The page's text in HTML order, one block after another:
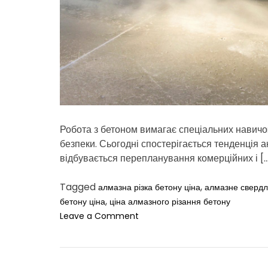
Робота з бетоном вимагає спеціальних
безпеки. Сьогодні спостерігається тенденція
відбувається перепланування комерційних і
Tagged алмазна різка бетону ціна, алмазне
бетону ціна, ціна алмазного різання бетону
Leave a Comment